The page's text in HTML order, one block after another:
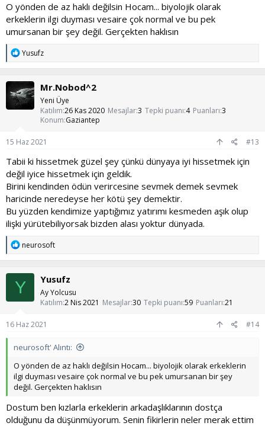
O yönden de az haklı değilsin Hocam... biyolojik olarak
erkeklerin ilgi duyması vesaire çok normal ve bu pek
umursanan bir şey değil. Gerçekten haklısın
T
p
k
i
l
e
Yusufz
Mr.Nobod^2
Yeni Üye
Katılım 26 Kas 2020 Mesajlar3 Tepki puanı 4 Puanları 3
Konum Gaziantep
15 Haz 2021 #13
Tabii ki hissetmek güzel şey çünkü dünyaya iyi hissetmek için
değil iyice hissetmek için geldik.
Birini kendinden ödün verircesine sevmek demek sevmek
haricinde neredeyse her kötü şey demektir.
Bu yüzden kendimize yaptığımız yatırımı kesmeden aşık olup
ilişki yürütebiliyorsak bizden alası yoktur dünyada.
T
p
k
i
l
e
neurosoft
Y Yusufz
Ay Yolcusu
Katılım 2 Nis 2021 Mesajlar30 Tepki puanı 59 Puanları 21
16 Haz 2021 #14
neurosoft' Alıntı:
O yönden de az haklı değilsin Hocam... biyolojik olarak erkeklerin
ilgi duyması vesaire çok normal ve bu pek umursanan bir şey
değil. Gerçekten haklısın
Dostum ben kızlarla erkeklerin arkadaşlıklarının dostça
olduğunu da düşünmüyorum. Senin fikirlerin neler merak ettim